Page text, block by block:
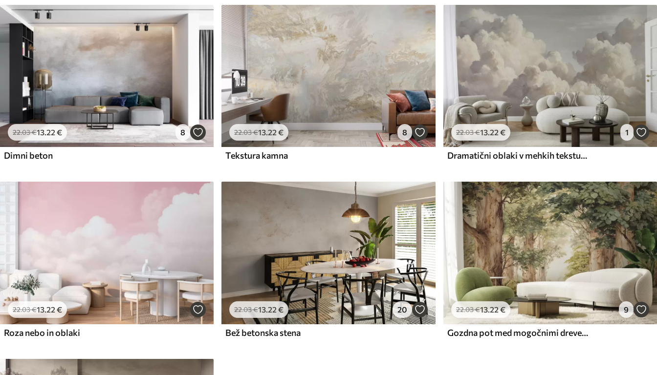
22.03€13.22 € 8
Dimni beton
22.03€13.22 € 8
Tekstura kamna
22.03€13.22 € 1
Dramatični oblaki v mehkih teksturnih potezah čopiča
22.03€13 .22 €
Roza nebo in oblaki
22.03€13 .22 € 20
Bež betonska stena
22.03€13.22€ 9
Gozdna pot med mogočnimi drevesi v akvarelnem slogu